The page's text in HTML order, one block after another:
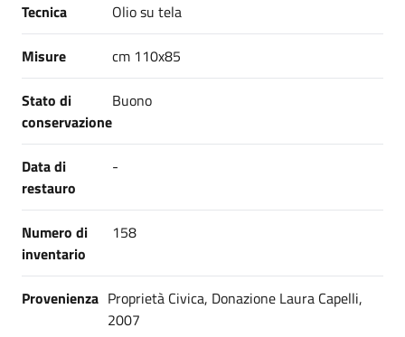
Tecnica Olio su tela
Misure cm 110x85
Stato di
conservazione
Buono
Data di
restauro
-
Numero di
inventario
158
Provenienza Proprietà Civica, Donazione Laura Capelli,
2007